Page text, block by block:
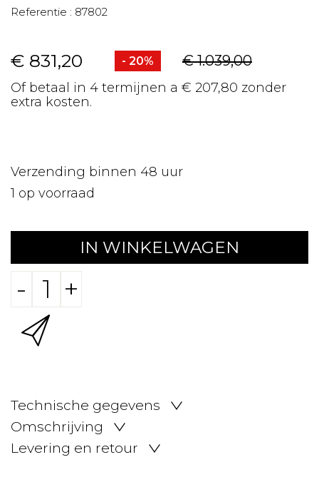
Referentie : 87802
€ 831,20 - 20% € 1.039,00
Of betaal in 4 termijnen a € 207,80 zonder
extra kosten.
Verzending binnen 48 uur
1 op voorraad
IN WINKELWAGEN
- +
Technische gegevens
Omschrijving
Levering en retour